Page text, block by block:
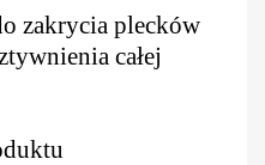
zakrycia plecków
całej